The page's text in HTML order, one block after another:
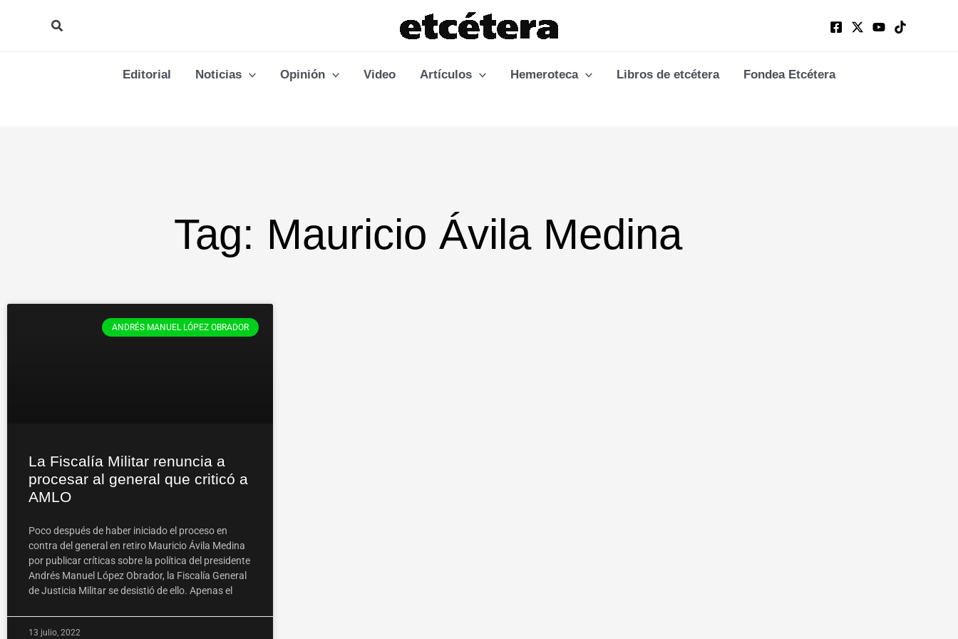
Buscar
Editorial Noticias Opinión Video Artículos Hemeroteca Libros de etcétera Fondea Etcétera
Tag: Mauricio Ávila Medina
ANDRÉS MANUEL LÓPEZ OBRADOR
La Fiscalía Militar renuncia a
procesar al general que criticó a
AMLO
Poco después de haber iniciado el proceso en
contra del general en retiro Mauricio Ávila Medina
por publicar críticas sobre la política del presidente
Andrés Manuel López Obrador, la Fiscalía General
de Justicia Militar se desistió de ello. Apenas el
13 julio, 2022